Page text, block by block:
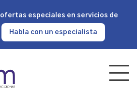
ofertas especiales en servicios de
Habla con un especialista